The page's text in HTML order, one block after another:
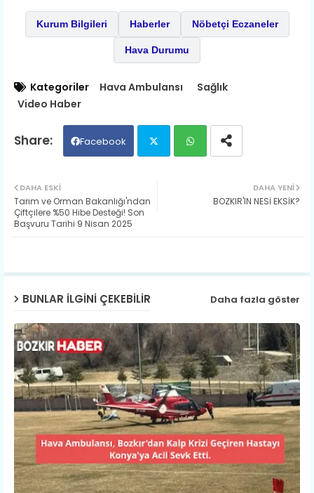
Kurum Bilgileri Haberler Nöbetçi Eczaneler
Hava Durumu
Kategoriler Hava Ambulansı
Sağlık
Video Haber
Facebook
ter
DAHA YENI
BOZKIR'IN NESİ EKSİK?
DAHA ESKI
Tarım ve Orman Bakanlığı'ndan
Çiftçilere %50 Hibe Desteği! Son
Başvuru Tarihi 9 Nisan 2025
BUNLAR ILGINI ÇEKEBILIR Daha fazla göster